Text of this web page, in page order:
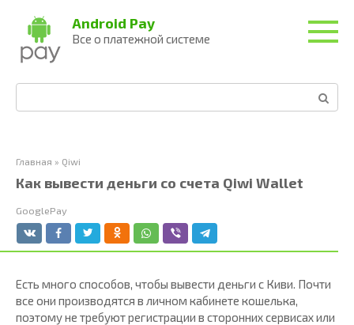
контенту
Android Pay
Все о платежной системе
Главная » Qiwi
Как вывести деньги со счета Qiwi Wallet
GooglePay
Есть много способов, чтобы вывести деньги с Киви. Почти
все они производятся в личном кабинете кошелька,
поэтому не требуют регистрации в сторонних сервисах или